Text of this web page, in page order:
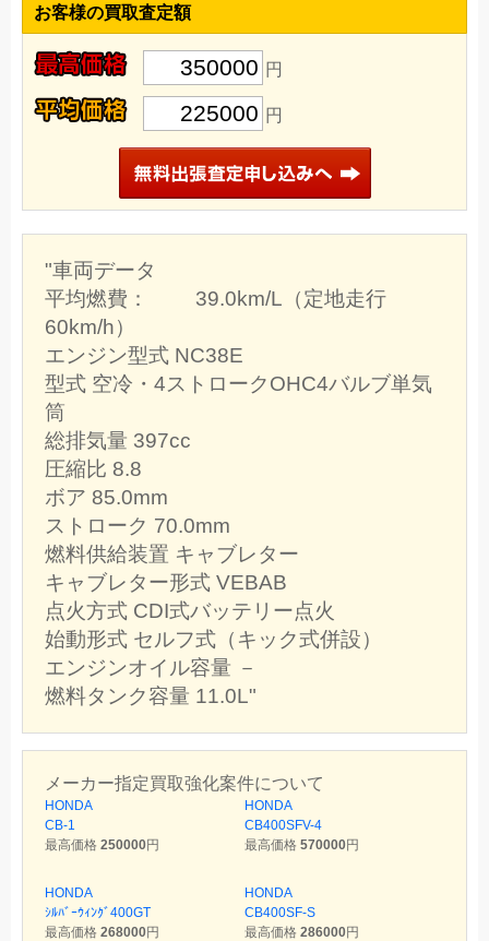
お客様の買取査定額
350000 円
225000 円
"車両データ
平均燃費： 39.0km/L（定地走行
60km/h）
エンジン型式 NC38E
型式 空冷・4ストロークOHC4バルブ単気
筒
総排気量 397cc
圧縮比 8.8
ボア 85.0mm
ストローク 70.0mm
燃料供給装置 キャブレター
キャブレター形式 VEBAB
点火方式 CDI式バッテリー点火
始動形式 セルフ式（キック式併設）
エンジンオイル容量 －
燃料タンク容量 11.0L"
メーカー指定買取強化案件について
HONDA
CB-1
最高価格 250000円
HONDA
CB400SFV-4
最高価格 570000円
HONDA
ｼﾙﾊﾞｰｳｨﾝｸﾞ400GT
最高価格 268000円
HONDA
CB400SF-S
最高価格 286000円